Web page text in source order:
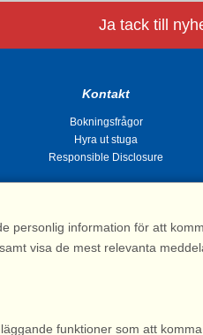
Ja tack till
Kontakt
Bokningsfrågor
Hyra ut stuga
Responsible Disclosure
32 Falkenberg | Sverige
se hyresvillkor
personlig information för att
visa de mest relevanta
funktioner som att